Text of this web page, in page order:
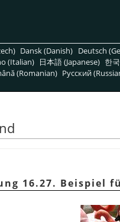
Dansk (Danish) Deutsch
(Italian) 日本語 (Japanese) 한
(Romanian) Pусский
16.27. Beispiel